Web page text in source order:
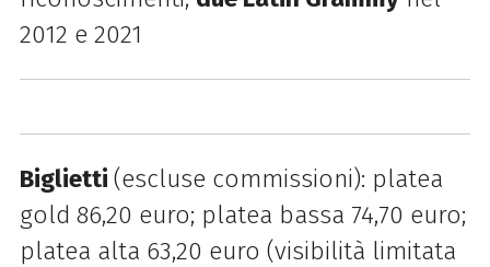
2012 e 2021
Biglietti (escluse commissioni): platea
gold 86,20 euro; platea bassa 74,70 euro;
platea alta 63,20 euro (visibilità limitata